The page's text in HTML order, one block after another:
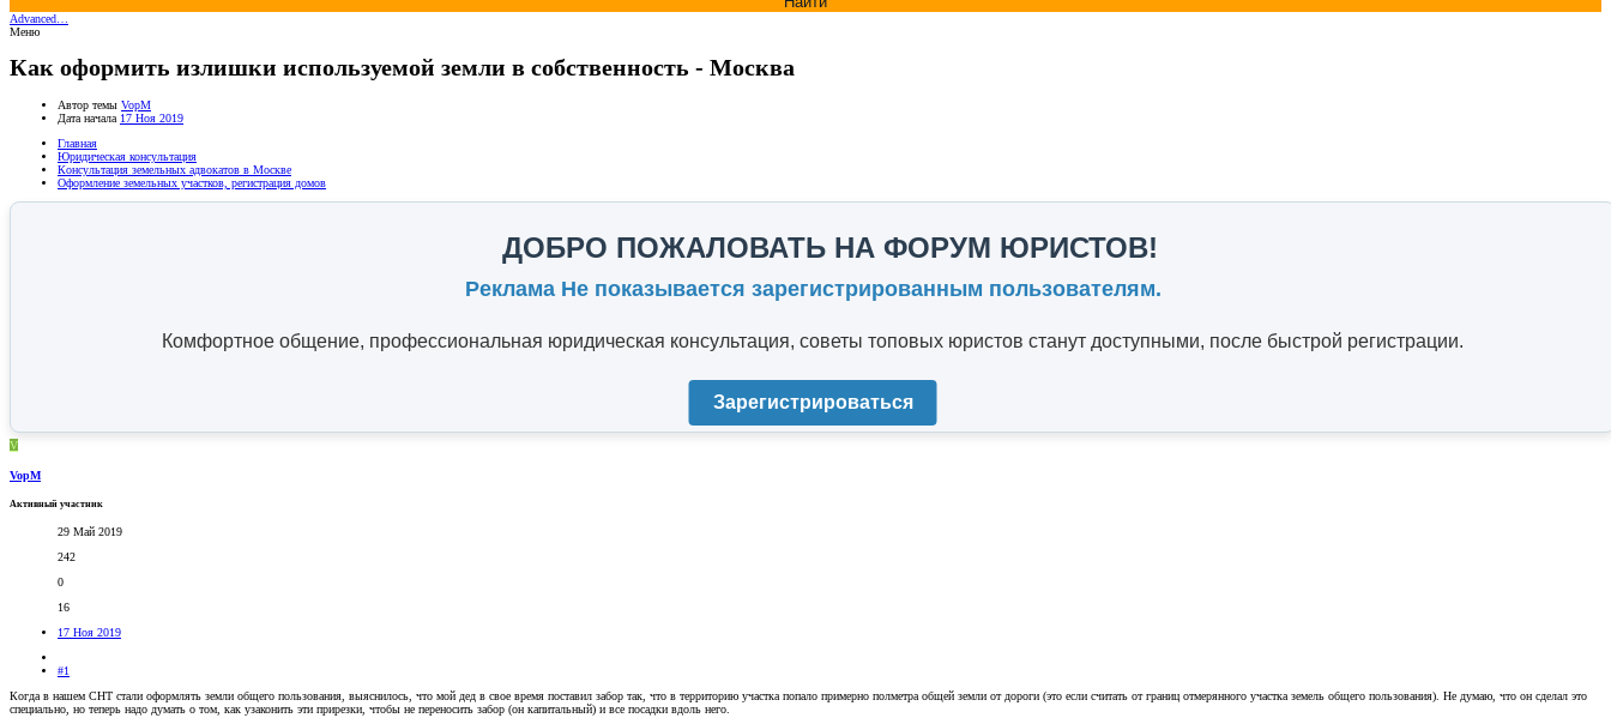
Advanced…
Меню
Как оформить излишки используемой земли в собственность - Москва
Автор темы VopM
Дата начала 17 Ноя 2019
Главная
Юридическая консультация
Консультация земельных адвокатов в Москве
Оформление земельных участков, регистрация домов
ДОБРО ПОЖАЛОВАТЬ НА ФОРУМ ЮРИСТОВ!
Реклама Не показывается зарегистрированным пользователям.
Комфортное общение, профессиональная юридическая консультация, советы топовых юристов станут доступными, после быстрой регистрации.
Зарегистрироваться
V
VopM
Активный участник
29 Май 2019
242
0
16
17 Ноя 2019
#1
Когда в нашем СНТ стали оформлять земли общего пользования, выяснилось, что мой дед в свое время поставил забор так, что в территорию участка попало примерно полметра общей земли от дороги (это если считать от границ отмерянного участка земель общего пользования). Не думаю, что он сделал это
специально, но теперь надо думать о том, как узаконить эти прирезки, чтобы не переносить забор (он капитальный) и все посадки вдоль него.